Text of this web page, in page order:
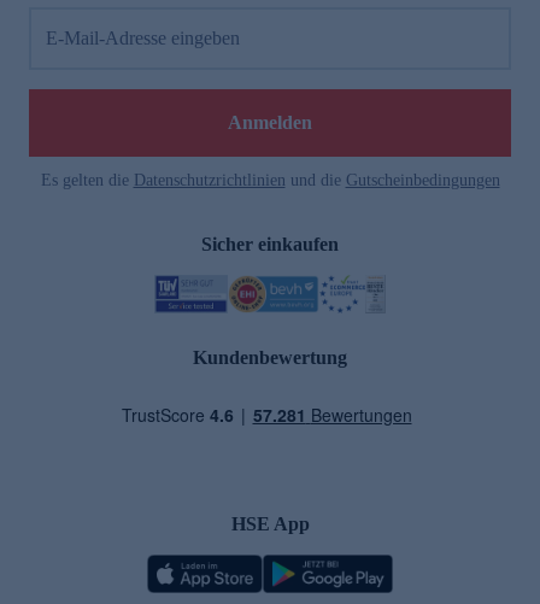
E-Mail-Adresse eingeben
Anmelden
Es gelten die Datenschutzrichtlinien und die Gutscheinbedingungen
Sicher einkaufen
Kundenbewertung
HSE App